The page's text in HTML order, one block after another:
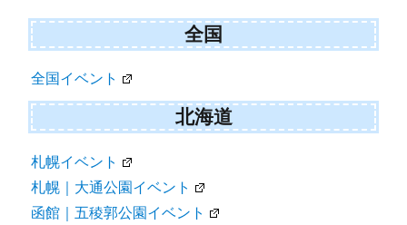
全国
全国イベント
北海道
札幌イベント
札幌｜大通公園イベント
函館｜五稜郭公園イベント